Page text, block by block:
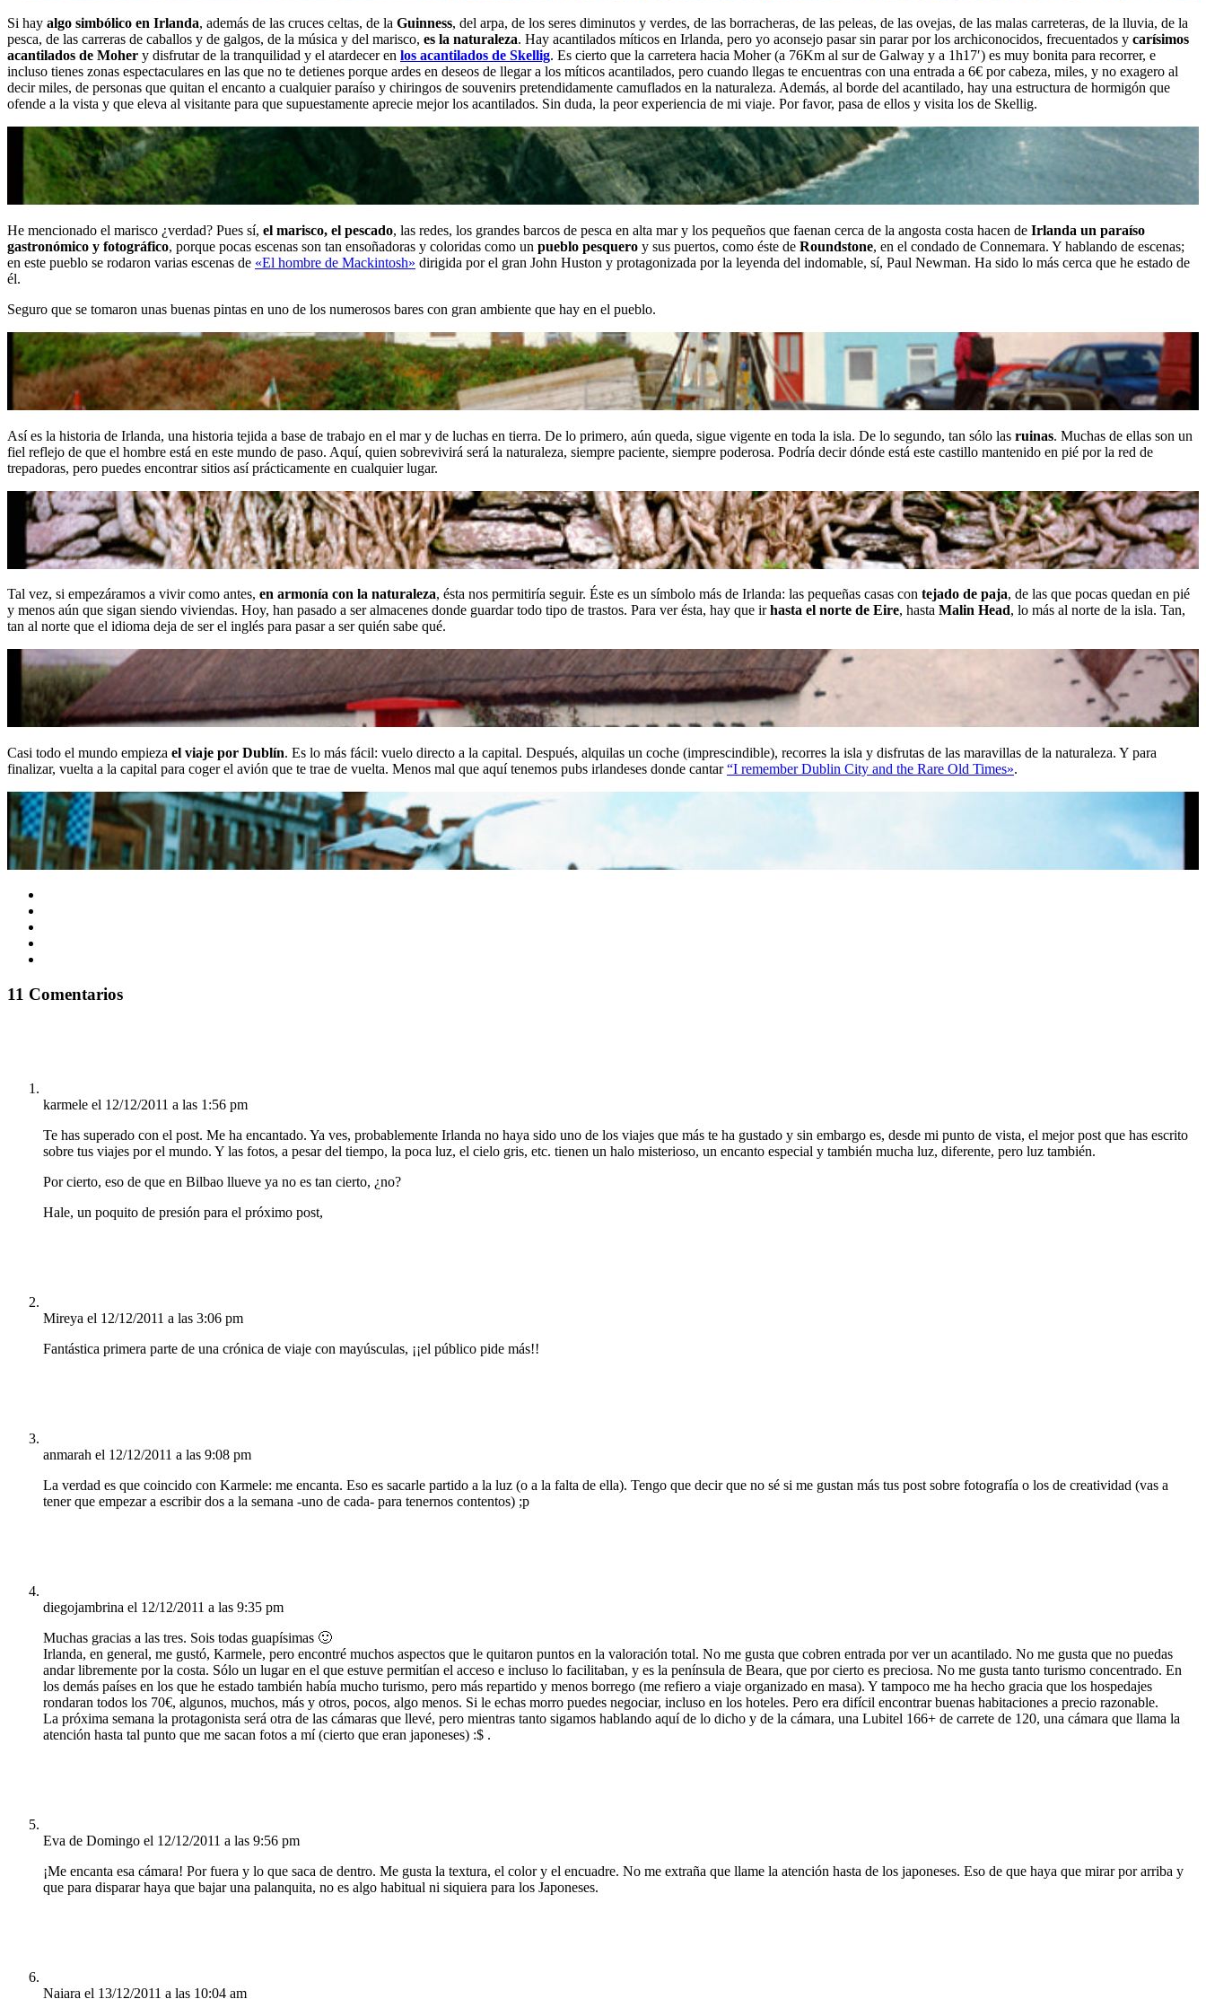
Si hay algo simbólico en Irlanda, además de las cruces celtas, de la Guinness, del arpa, de los seres diminutos y verdes, de las borracheras, de las peleas, de las ovejas, de las malas carreteras, de la lluvia, de la
pesca, de las carreras de caballos y de galgos, de la música y del marisco, es la naturaleza. Hay acantilados míticos en Irlanda, pero yo aconsejo pasar sin parar por los archiconocidos, frecuentados y carísimos
acantilados de Moher y disfrutar de la tranquilidad y el atardecer en los acantilados de Skellig. Es cierto que la carretera hacia Moher (a 76Km al sur de Galway y a 1h17′) es muy bonita para recorrer, e
incluso tienes zonas espectaculares en las que no te detienes porque ardes en deseos de llegar a los míticos acantilados, pero cuando llegas te encuentras con una entrada a 6€ por cabeza, miles, y no exagero al
decir miles, de personas que quitan el encanto a cualquier paraíso y chiringos de souvenirs pretendidamente camuflados en la naturaleza. Además, al borde del acantilado, hay una estructura de hormigón que
ofende a la vista y que eleva al visitante para que supuestamente aprecie mejor los acantilados. Sin duda, la peor experiencia de mi viaje. Por favor, pasa de ellos y visita los de Skellig.
He mencionado el marisco ¿verdad? Pues sí, el marisco, el pescado, las redes, los grandes barcos de pesca en alta mar y los pequeños que faenan cerca de la angosta costa hacen de Irlanda un paraíso
gastronómico y fotográfico, porque pocas escenas son tan ensoñadoras y coloridas como un pueblo pesquero y sus puertos, como éste de Roundstone, en el condado de Connemara. Y hablando de escenas;
en este pueblo se rodaron varias escenas de «El hombre de Mackintosh» dirigida por el gran John Huston y protagonizada por la leyenda del indomable, sí, Paul Newman. Ha sido lo más cerca que he estado de
él.
Seguro que se tomaron unas buenas pintas en uno de los numerosos bares con gran ambiente que hay en el pueblo.
Así es la historia de Irlanda, una historia tejida a base de trabajo en el mar y de luchas en tierra. De lo primero, aún queda, sigue vigente en toda la isla. De lo segundo, tan sólo las ruinas. Muchas de ellas son un
fiel reflejo de que el hombre está en este mundo de paso. Aquí, quien sobrevivirá será la naturaleza, siempre paciente, siempre poderosa. Podría decir dónde está este castillo mantenido en pié por la red de
trepadoras, pero puedes encontrar sitios así prácticamente en cualquier lugar.
Tal vez, si empezáramos a vivir como antes, en armonía con la naturaleza, ésta nos permitiría seguir. Éste es un símbolo más de Irlanda: las pequeñas casas con tejado de paja, de las que pocas quedan en pié
y menos aún que sigan siendo viviendas. Hoy, han pasado a ser almacenes donde guardar todo tipo de trastos. Para ver ésta, hay que irhasta el norte de Eire, hasta Malin Head, lo más al norte de la isla. Tan,
tan al norte que el idioma deja de ser el inglés para pasar a ser quién sabe qué.
Casi todo el mundo empieza el viaje por Dublín. Es lo más fácil: vuelo directo a la capital. Después, alquilas un coche (imprescindible), recorres la isla y disfrutas de las maravillas de la naturaleza. Y para
finalizar, vuelta a la capital para coger el avión que te trae de vuelta. Menos mal que aquí tenemos pubs irlandeses donde cantar“I remember Dublin City and the Rare Old Times».
11 Comentarios
karmele el 12/12/2011 a las 1:56 pm
Te has superado con el post. Me ha encantado. Ya ves, probablemente Irlanda no haya sido uno de los viajes que más te ha gustado y sin embargo es, desde mi punto de vista, el mejor post que has escrito
sobre tus viajes por el mundo. Y las fotos, a pesar del tiempo, la poca luz, el cielo gris, etc. tienen un halo misterioso, un encanto especial y también mucha luz, diferente, pero luz también.
Por cierto, eso de que en Bilbao llueve ya no es tan cierto, ¿no?
Hale, un poquito de presión para el próximo post,
Mireya el 12/12/2011 a las 3:06 pm
Fantástica primera parte de una crónica de viaje con mayúsculas, ¡¡el público pide más!!
anmarah el 12/12/2011 a las 9:08 pm
La verdad es que coincido con Karmele: me encanta. Eso es sacarle partido a la luz (o a la falta de ella). Tengo que decir que no sé si me gustan más tus post sobre fotografía o los de creatividad (vas a
tener que empezar a escribir dos a la semana -uno de cada- para tenernos contentos) ;p
diegojambrina el 12/12/2011 a las 9:35 pm
Muchas gracias a las tres. Sois todas guapísimas 🙂
Irlanda, en general, me gustó, Karmele, pero encontré muchos aspectos que le quitaron puntos en la valoración total. No me gusta que cobren entrada por ver un acantilado. No me gusta que no puedas
andar libremente por la costa. Sólo un lugar en el que estuve permitían el acceso e incluso lo facilitaban, y es la península de Beara, que por cierto es preciosa. No me gusta tanto turismo concentrado. En
los demás países en los que he estado también había mucho turismo, pero más repartido y menos borrego (me refiero a viaje organizado en masa). Y tampoco me ha hecho gracia que los hospedajes
rondaran todos los 70€, algunos, muchos, más y otros, pocos, algo menos. Si le echas morro puedes negociar, incluso en los hoteles. Pero era difícil encontrar buenas habitaciones a precio razonable.
La próxima semana la protagonista será otra de las cámaras que llevé, pero mientras tanto sigamos hablando aquí de lo dicho y de la cámara, una Lubitel 166+ de carrete de 120, una cámara que llama la
atención hasta tal punto que me sacan fotos a mí (cierto que eran japoneses) :$ .
Eva de Domingo el 12/12/2011 a las 9:56 pm
¡Me encanta esa cámara! Por fuera y lo que saca de dentro. Me gusta la textura, el color y el encuadre. No me extraña que llame la atención hasta de los japoneses. Eso de que haya que mirar por arriba y
que para disparar haya que bajar una palanquita, no es algo habitual ni siquiera para los Japoneses.
Naiara el 13/12/2011 a las 10:04 am